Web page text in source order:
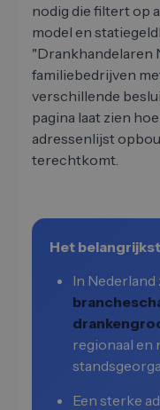
nodig die filtert op
model en
"Drankhandelaren
familiebedrijven
verschillende
pagina laat zien
adressenlijst
terechtkomt.
Het
In
regionaal en
Een sterke